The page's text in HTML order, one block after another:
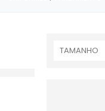
TAMANHO